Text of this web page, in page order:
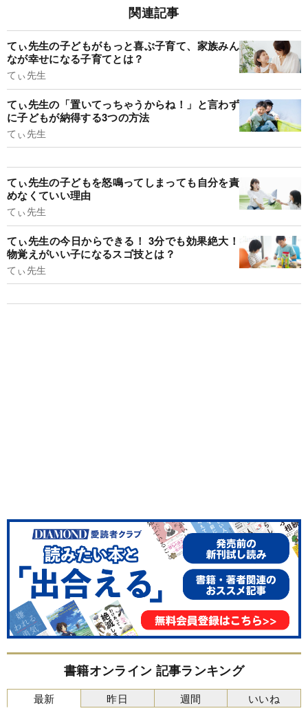
関連記事
てぃ先生の子どもがもっと喜ぶ子育て、家族みん
なが幸せになる子育てとは？
てぃ先生
てぃ先生の「置いてっちゃうからね！」と言わず
に子どもが納得する3つの方法
てぃ先生
てぃ先生の子どもを怒鳴ってしまっても自分を責
めなくていい理由
てぃ先生
てぃ先生の今日からできる！ 3分でも効果絶大！
物覚えがいい子になるスゴ技とは？
てぃ先生
書籍オンライン 記事ランキング
最新 昨日 週間 いいね